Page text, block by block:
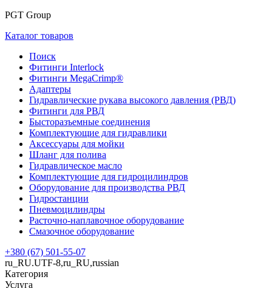
PGT Group
Каталог товаров
Поиск
Фитинги Interlock
Фитинги MegaCrimp®
Адаптеры
Гидравлические рукава высокого давления (РВД)
Фитинги для РВД
Бысторазъемные соединения
Комплектующие для гидравлики
Аксессуары для мойки
Шланг для полива
Гидравлическое масло
Комплектующие для гидроцилиндров
Оборудование для производства РВД
Гидростанции
Пневмоцилиндры
Расточно-наплавочное оборудование
Смазочное оборудование
+380 (67) 501-55-07
ru_RU.UTF-8,ru_RU,russian
Категория
Услуга